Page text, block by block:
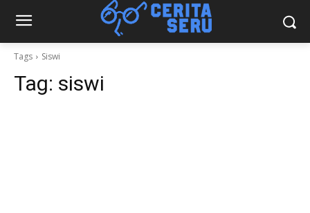
Tags Siswi
Tag: siswi